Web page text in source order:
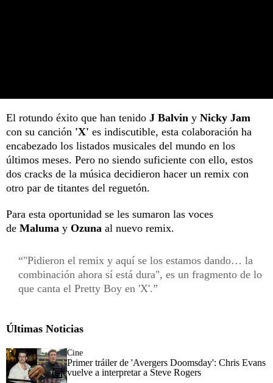
El rotundo éxito que han tenido J Balvin y Nicky Jam
con su canción 'X' es indiscutible, esta colaboración ha
encabezado los listados musicales del mundo en los
últimos meses. Pero no siendo suficiente con ello, estos
dos cracks de la música decidieron hacer un remix con
otro par de titantes del reguetón.
Para esta oportunidad se les sumaron las voces
de Maluma y Ozuna al nuevo remix.
"Pidieron el remix y aquí se los estamos dando… la
combinación ahora sí está dura", es un fragmento de lo
que canta el Pretty Boy en 'X'.
Últimas Noticias
Cine
Primer tráiler de 'Avergers Doomsday': Chris Evans
vuelve a interpretar a Steve Rogers